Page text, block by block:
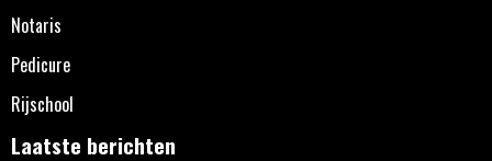
Notaris
Pedicure
Rijschool
Laatste berichten